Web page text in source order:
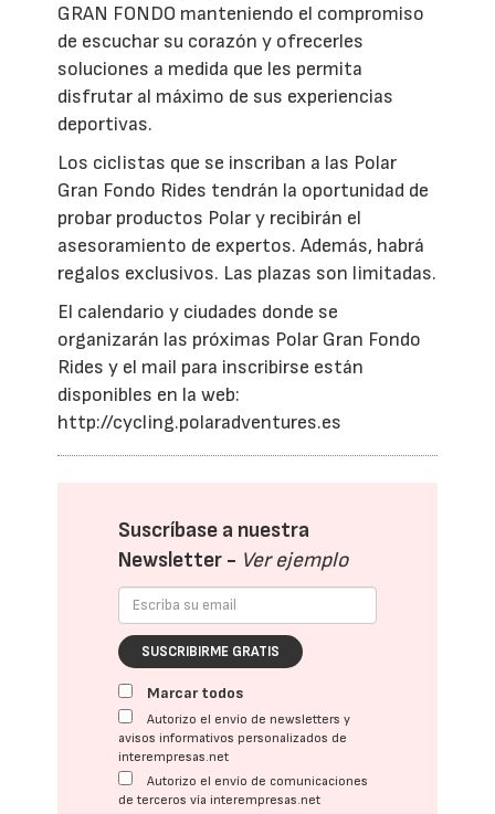
GRAN FONDO manteniendo el compromiso
de escuchar su corazón y ofrecerles
soluciones a medida que les permita
disfrutar al máximo de sus experiencias
deportivas.
Los ciclistas que se inscriban a las Polar
Gran Fondo Rides tendrán la oportunidad de
probar productos Polar y recibirán el
asesoramiento de expertos. Además, habrá
regalos exclusivos. Las plazas son limitadas.
El calendario y ciudades donde se
organizarán las próximas Polar Gran Fondo
Rides y el mail para inscribirse están
disponibles en la web:
http://cycling.polaradventures.es
Suscríbase a nuestra
Newsletter - Ver ejemplo
SUSCRIBIRME GRATIS
Marcar todos
Autorizo el envío de newsletters y
avisos informativos personalizados de
interempresas.net
Autorizo el envío de comunicaciones
de terceros vía interempresas.net